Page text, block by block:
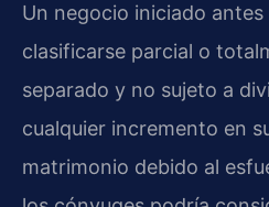
Un negocio iniciado
clasificarse parcial o
separado y no sujeto a
cualquier incremento en
matrimonio debido al